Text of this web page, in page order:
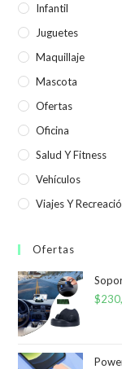
Infantil
Juguetes
Maquillaje
Mascota
Ofertas
Oficina
Salud Y Fitness
Vehículos
Viajes Y
Ofertas
$